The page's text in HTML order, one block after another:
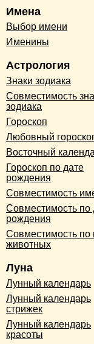
Имена
Выбор имени
Именины
Астрология
Знаки зодиака
Совместимость
зодиака
Гороскоп
Любовный
Восточный
Гороскоп по дате
рождения
Совместимость
Совместимость по
рождения
Совместимость по
животных
Луна
Лунный календарь
Лунный календарь
стрижек
Лунный календарь
красоты